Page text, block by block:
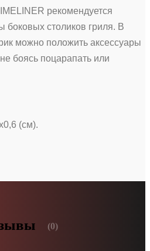
рекомендуется
боковых столиков гриля. В
можно положить аксессуары
боясь поцарапать или
(см).
(0)